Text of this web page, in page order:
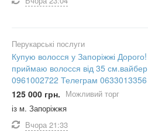
Перукарські послуги
Купую волосся у Запоріжжі Дорого!
приймаю волосся від 35 см.вайбер
0961002722 Телеграм 0633013356
125 000 грн. Можливий торг
із м. Запоріжжя
Вчора 21:33